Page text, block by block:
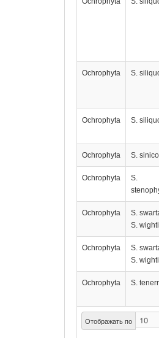
Отображать по
Ochrophyta S.
Ochrophyta S.
Ochrophyta S.
Ochrophyta
S.
Ochrophyta
S.
S.
Ochrophyta
S.
S.
Ochrophyta S.